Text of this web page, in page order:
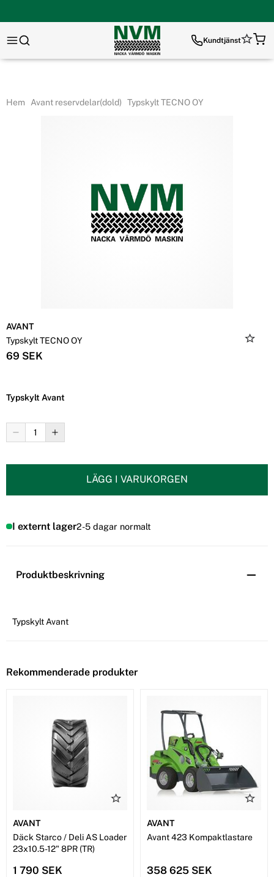
Kundtjänst
Hem Avant reservdelar(dold) Typskylt TECNO OY
AVANT
Typskylt TECNO OY
69 SEK
Typskylt Avant
LÄGG I VARUKORGEN
I externt lager2-5 dagar normalt
Produktbeskrivning
Typskylt Avant
Rekommenderade produkter
AVANT
Däck Starco / Deli AS Loader
23x10.5-12" 8PR (TR)
1 790 SEK
AVANT
Avant 423 Kompaktlastare
358 625 SEK